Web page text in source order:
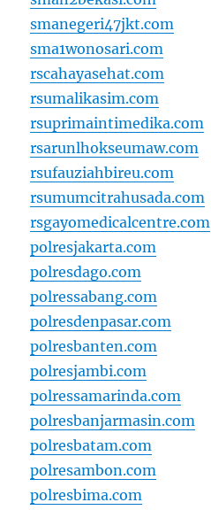
smanegeri47jkt.com
sma1wonosari.com
rscahayasehat.com
rsumalikasim.com
rsuprimaintimedika.com
rsarunlhokseumaw.com
rsufauziahbireu.com
rsumumcitrahusada.com
rsgayomedicalcentre.com
polresjakarta.com
polresdago.com
polressabang.com
polresdenpasar.com
polresbanten.com
polresjambi.com
polressamarinda.com
polresbanjarmasin.com
polresbatam.com
polresambon.com
polresbima.com